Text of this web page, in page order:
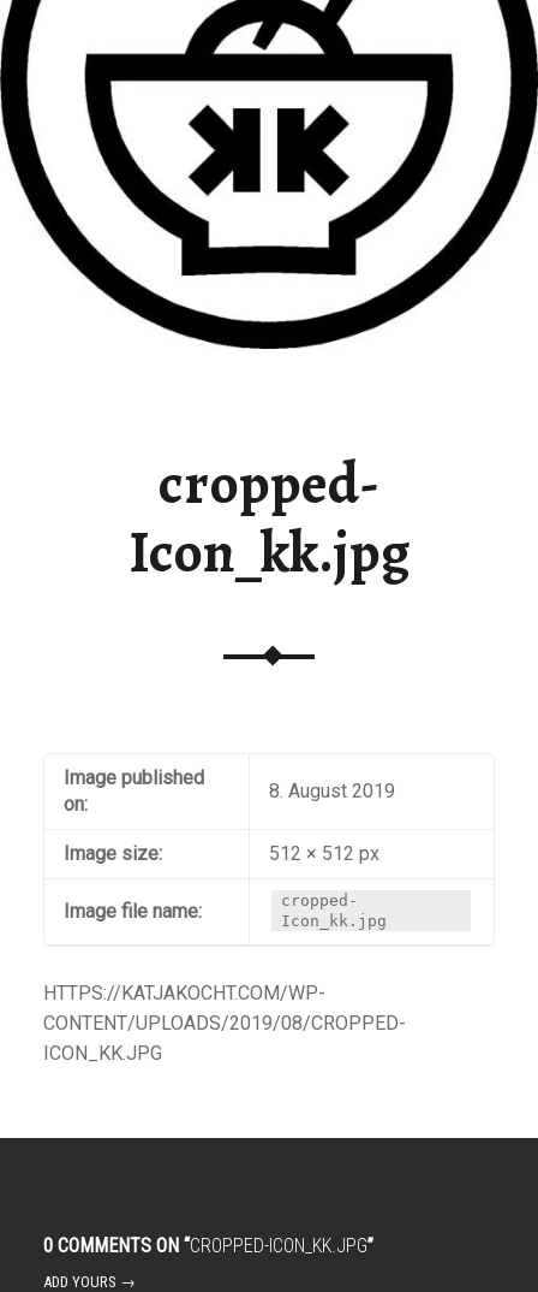
cropped-
Icon_kk.jpg
Image published
on:
8. August 2019
Image size: 512 × 512 px
Image file name:
cropped-
Icon_kk.jpg
HTTPS://KATJAKOCHT.COM/WP-
CONTENT/UPLOADS/2019/08/CROPPED-
ICON_KK.JPG
0 COMMENTS ON “CROPPED-ICON_KK.JPG”
ADD YOURS →